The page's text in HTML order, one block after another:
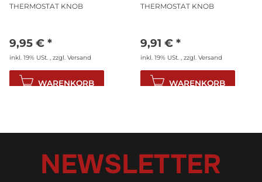
THERMOSTAT KNOB
9,95 € *
inkl. 19% USt. , zzgl. Versand
WARENKORB
THERMOSTAT KNOB
9,91 € *
inkl. 19% USt. , zzgl. Versand
WARENKORB
NEWSLETTER